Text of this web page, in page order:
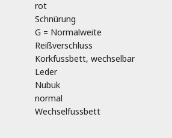
rot
Schnürung
G = Normalweite
Reißverschluss
Korkfussbett, wechselbar
Leder
Nubuk
normal
Wechselfussbett